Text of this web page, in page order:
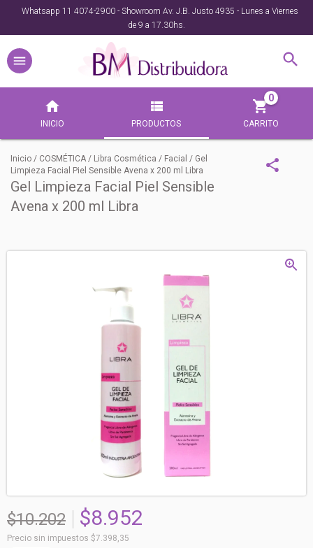
Whatsapp 11 4074-2900 - Showroom Av. J.B. Justo 4935 - Lunes a Viernes
de 9 a 17.30hs.
INICIO PRODUCTOS CARRITO
0
Inicio / COSMÉTICA / Libra Cosmética / Facial / Gel
Limpieza Facial Piel Sensible Avena x 200 ml Libra
Gel Limpieza Facial Piel Sensible
Avena x 200 ml Libra
$10.202 $8.952
Precio sin impuestos $7.398,35